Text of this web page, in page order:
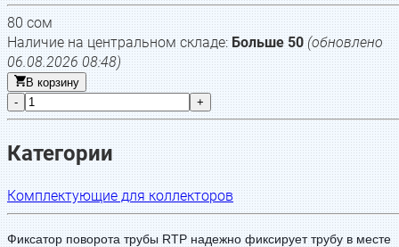
80сом
Наличие на центральном складе: Больше 50 (обновлено
06.08.2026 08:48)
В корзину
-
+
Категории
Комплектующие для коллекторов
Фиксатор поворота трубы RTP надежно фиксирует трубу в месте